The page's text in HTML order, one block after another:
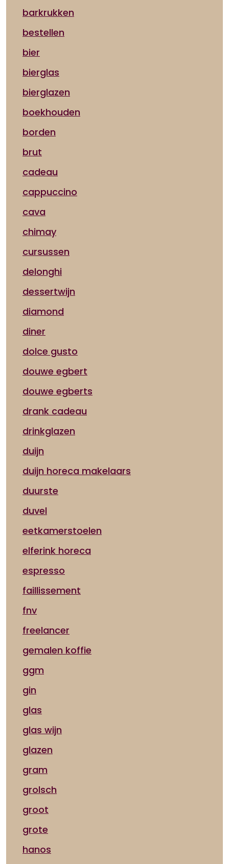
barkrukken
bestellen
bier
bierglas
bierglazen
boekhouden
borden
brut
cadeau
cappuccino
cava
chimay
cursussen
delonghi
dessertwijn
diamond
diner
dolce gusto
douwe egbert
douwe egberts
drank cadeau
drinkglazen
duijn
duijn horeca makelaars
duurste
duvel
eetkamerstoelen
elferink horeca
espresso
faillissement
fnv
freelancer
gemalen koffie
ggm
gin
glas
glas wijn
glazen
gram
grolsch
groot
grote
hanos